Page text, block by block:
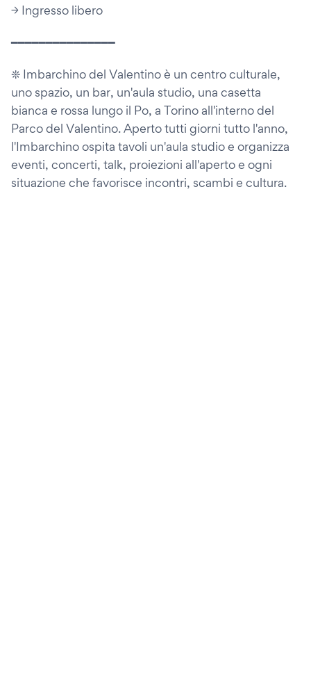
→ Ingresso libero
━━━━━━━━━━━━━━━⁣⁣⁣⁣⁣⁣⁣
❊ Imbarchino del Valentino è un centro culturale,
uno spazio, un bar, un'aula studio, una casetta
bianca e rossa lungo il Po, a Torino all'interno del
Parco del Valentino. Aperto tutti giorni tutto l'anno,
l'Imbarchino ospita tavoli un'aula studio e organizza
eventi, concerti, talk, proiezioni all'aperto e ogni
situazione che favorisce incontri, scambi e cultura.